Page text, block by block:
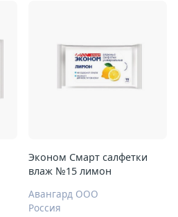
Эконом Смарт салфетки
влаж №15 лимон
Авангард ООО
Россия